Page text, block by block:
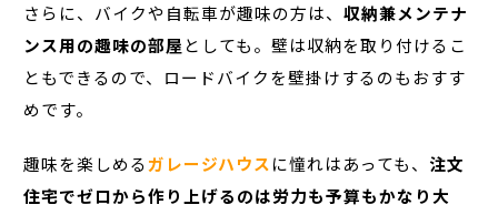
さらに、バイクや自転車が趣味の方は、収納兼メンテナ
ンス用の趣味の部屋 としても。壁は収納を取り付けるこ
ともできるので、ロードバイクを壁掛けするのもおすす
めです。
趣味を楽しめるガレージハウスに憧れはあっても、 注文
住宅でゼロから作り上げるのは労力も予算もかなり大